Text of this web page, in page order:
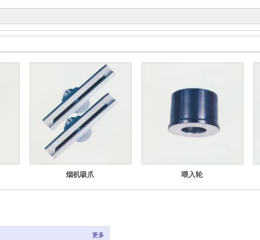
烟机吸爪 喂入轮
更多